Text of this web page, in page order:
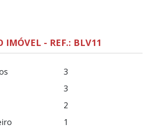
IMÓVEL - REF.: BLV11
3
3
2
1